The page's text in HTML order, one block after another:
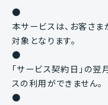
●
本サービスは、お客さま
対象となります。
●
「サービス契約日」の
スの利用ができません。
●